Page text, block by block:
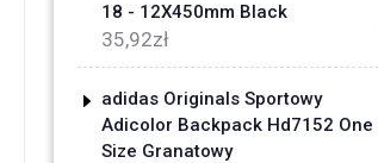
18 - 12X450mm Black
35,92zł
adidas Originals Sportowy
Adicolor Backpack Hd7152 One
Size Granatowy